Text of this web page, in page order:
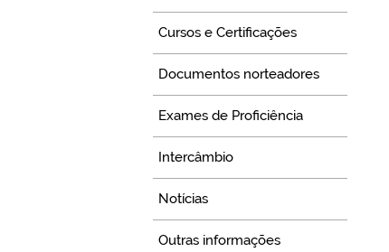
Cursos e Certificações
Documentos norteadores
Exames de Proficiência
Intercâmbio
Notícias
Outras informações